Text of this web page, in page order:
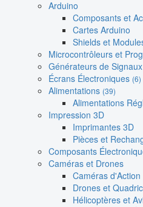
Arduino
Composants et
Cartes Arduino
Shields et
Microcontrôleurs et
Générateurs de Signaux
Écrans Électroniques (6)
Alimentations (39)
Alimentations
Impression 3D
Imprimantes 3D
Pièces et
Composants
Caméras et Drones
Caméras d'Action
Drones et
Hélicoptères et